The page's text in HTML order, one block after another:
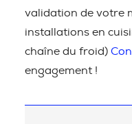
validation de votre
installations en
chaîne du froid)
engagement !